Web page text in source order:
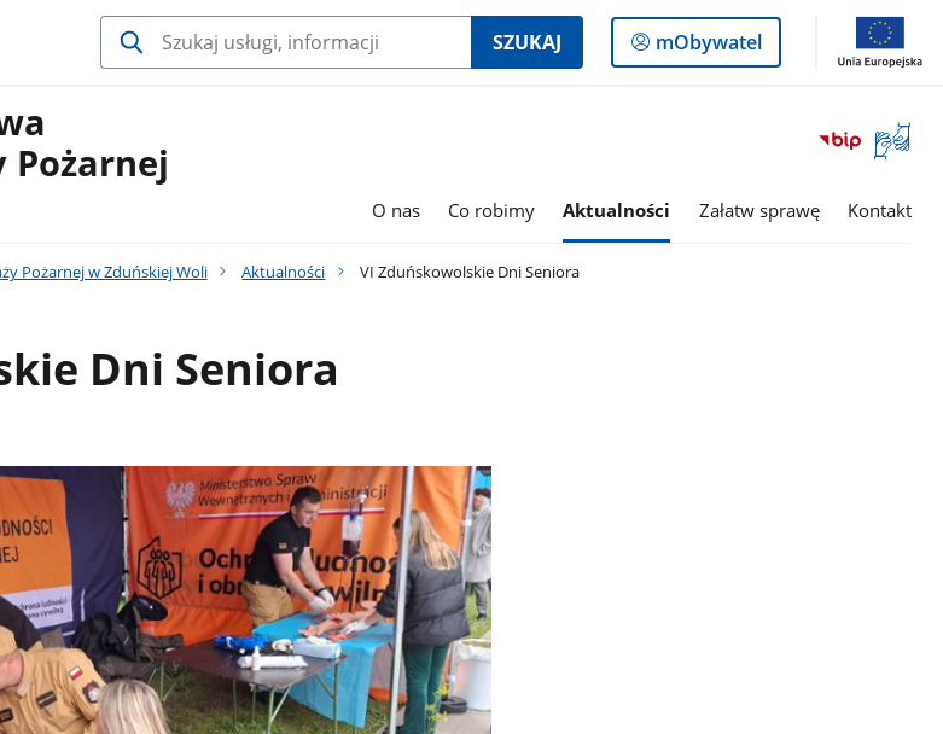
SZUKAJ
Logowanie
do
mObywatel
Otwórz
okno
Pożarnej
O nas Co robimy Aktualności Załatw sprawę Kontakt
Pożarnej w Zduńskiej Woli Aktualności VI Zduńskowolskie Dni Seniora
Dni Seniora